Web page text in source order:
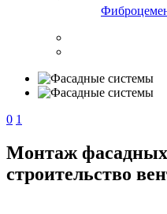
0 1
Монтаж
строительство